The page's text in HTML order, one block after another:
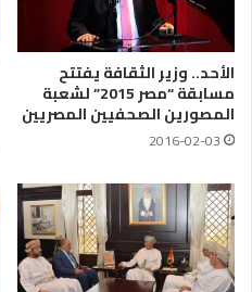
الأحد.. وزير الثقافة يفتتح
مسابقة “مصر 2015” لشعبة
المصورين الصحفيين المصريين
2016-02-03